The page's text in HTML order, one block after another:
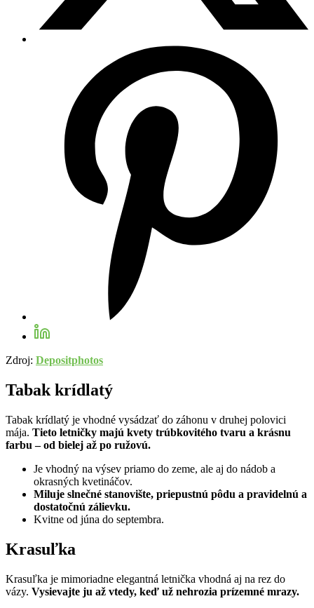
Zdroj: Depositphotos
Tabak krídlatý
Tabak krídlatý je vhodné vysádzať do záhonu v druhej polovici
mája. Tieto letničky majú kvety trúbkovitého tvaru a krásnu
farbu – od bielej až po ružovú.
Je vhodný na výsev priamo do zeme, ale aj do nádob a
okrasných kvetináčov.
Miluje slnečné stanovište, priepustnú pôdu a pravidelnú a
dostatočnú zálievku.
Kvitne od júna do septembra.
Krasuľka
Krasuľka je mimoriadne elegantná letnička vhodná aj na rez do
vázy. Vysievajte ju až vtedy, keď už nehrozia prízemné mrazy.